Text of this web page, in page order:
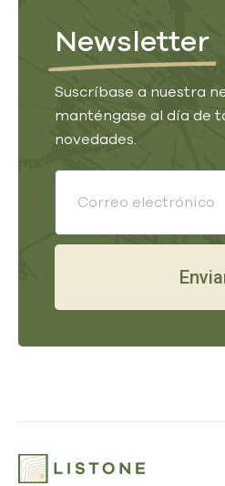
Newsletter
Suscríbase a nuestra
manténgase al día de
novedades.